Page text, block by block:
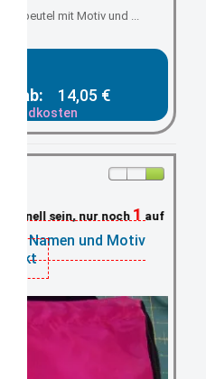
mit Motiv und ...
ab: 14,05 €
nur noch1auf Lager
mit Namen und Motiv